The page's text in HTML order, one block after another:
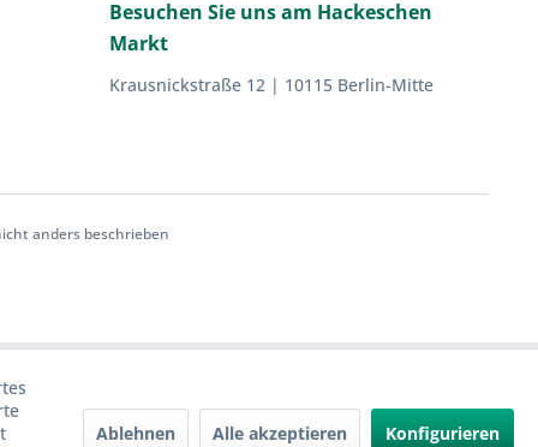
Besuchen Sie uns am Hackeschen
Markt
Krausnickstraße 12 | 10115 Berlin-Mitte
anders beschrieben
Ablehnen Alle akzeptieren Konfigurieren